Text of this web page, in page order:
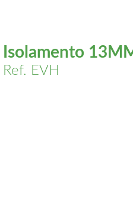
Isolamento
Ref. EVH